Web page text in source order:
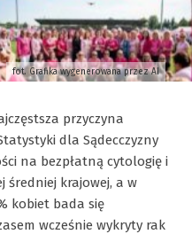
fot. Grafika wygenerowana przez AI
przyczyna
dla Sądecczyzny
na bezpłatną cytologię i
średniej krajowej, a w
kobiet bada się
wcześnie wykryty rak